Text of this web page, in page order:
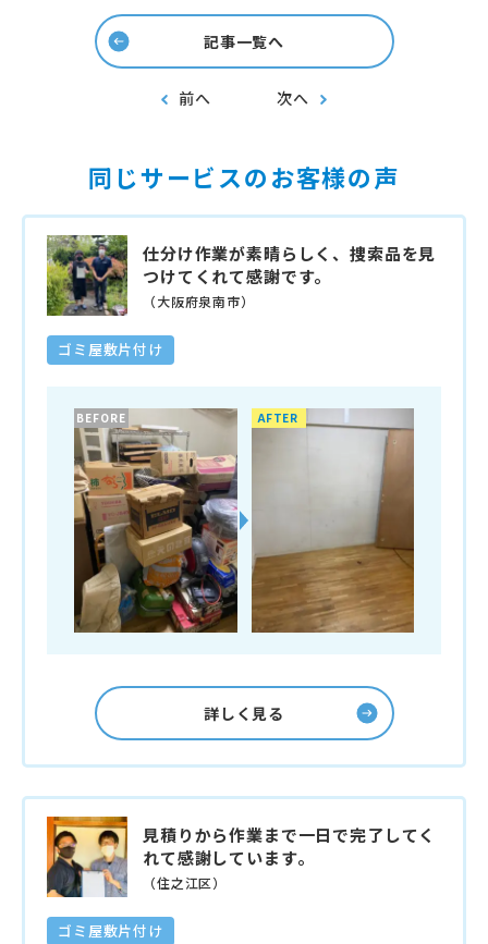
記事一覧へ
前へ 次へ
同じサービスのお客様の声
仕分け作業が素晴らしく、捜索品を見
つけてくれて感謝です。
（大阪府泉南市）
ゴミ屋敷片付け
BEFORE AFTER
詳しく見る
見積りから作業まで一日で完了してく
れて感謝しています。
（住之江区）
ゴミ屋敷片付け